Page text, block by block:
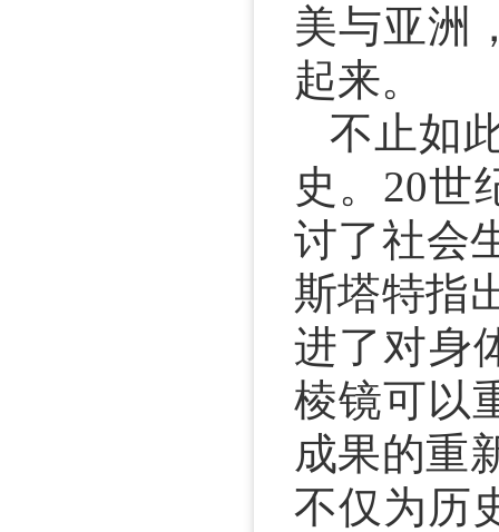
美与亚洲
起来。
不止如
史。20世
讨了社会
斯塔特指
进了对身
棱镜可以
成果的重
不仅为历